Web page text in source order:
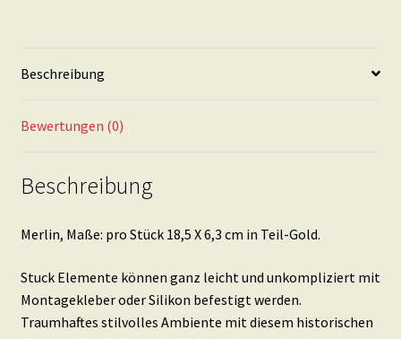
Teil-
Menge
Beschreibung
Bewertungen (0)
Beschreibung
Merlin, Maße: pro Stück 18,5 X 6,3 cm in Teil-Gold.
Stuck Elemente können ganz leicht und unkompliziert mit
Montagekleber oder Silikon befestigt werden.
Traumhaftes stilvolles Ambiente mit diesem historischen